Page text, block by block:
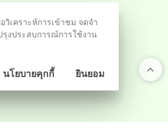
ามผ่านสังคมออนไลน์
วิเคราะห์การเข้าชม จดจำ
รุงประสบการณ์การใช้งาน
นโยบายคุกกี้ ยินยอม